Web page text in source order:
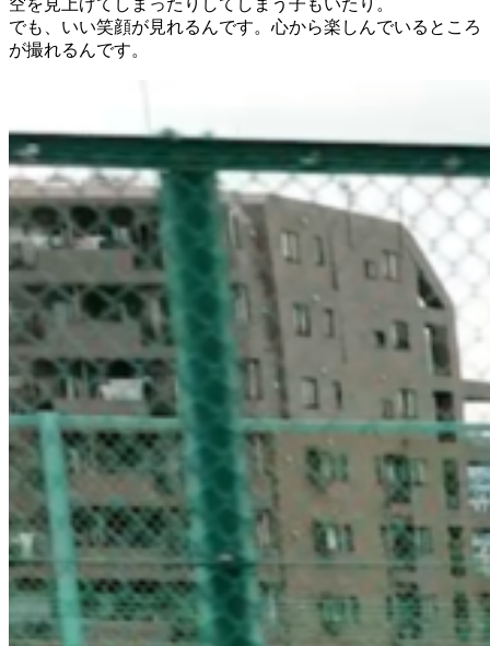
でも、いい笑顔が見れるんです。心から楽しんでいるところ
が撮れるんです。